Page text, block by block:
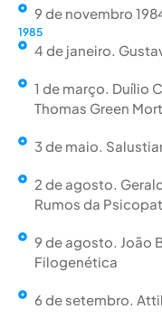
9 de novembro
1985
4 de janeiro.
1 de março. Duílio
Thomas Green
3 de maio.
2 de agosto.
Rumos da
9 de agosto. João
Filogenética
6 de setembro.